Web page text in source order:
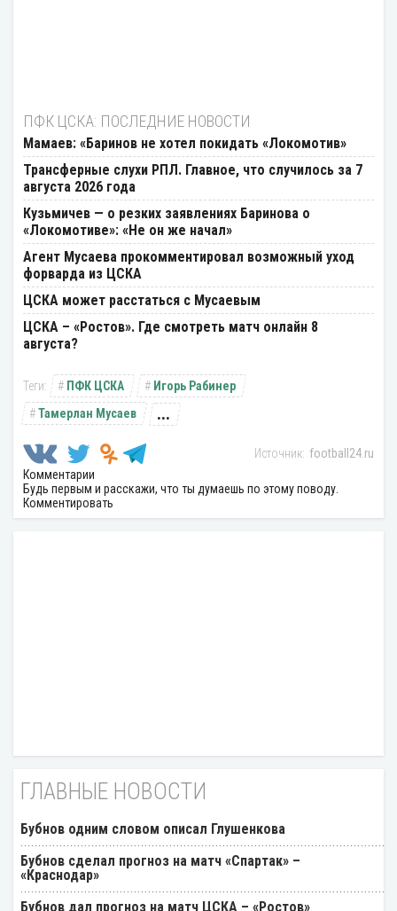
ПФК ЦСКА: ПОСЛЕДНИЕ НОВОСТИ
Мамаев: «Баринов не хотел покидать «Локомотив»
Трансферные слухи РПЛ. Главное, что случилось за 7
августа 2026 года
Кузьмичев — о резких заявлениях Баринова о
«Локомотиве»: «Не он же начал»
Агент Мусаева прокомментировал возможный уход
форварда из ЦСКА
ЦСКА может расстаться с Мусаевым
ЦСКА – «Ростов». Где смотреть матч онлайн 8
августа?
ПФК ЦСКА
Игорь Рабинер
Тамерлан Мусаев
...
football24.ru
Комментарии
Будь первым и расскажи, что ты думаешь по этому поводу.
Комментировать
ГЛАВНЫЕ НОВОСТИ
Бубнов одним словом описал Глушенкова
Бубнов сделал прогноз на матч «Спартак» –
«Краснодар»
Бубнов дал прогноз на матч ЦСКА – «Ростов»